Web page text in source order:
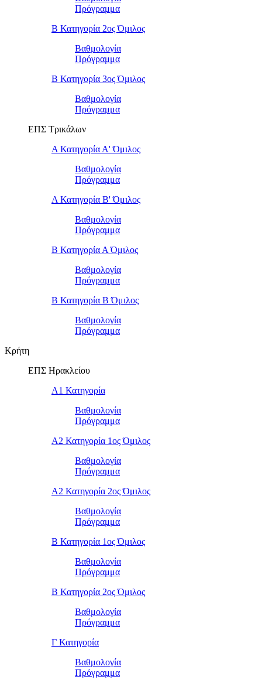
Πρόγραμμα
Β Κατηγορία 2ος Όμιλος
Βαθμολογία
Πρόγραμμα
Β Κατηγορία 3ος Όμιλος
Βαθμολογία
Πρόγραμμα
ΕΠΣ Τρικάλων
Α Κατηγορία Α' Όμιλος
Βαθμολογία
Πρόγραμμα
Α Κατηγορία Β' Όμιλος
Βαθμολογία
Πρόγραμμα
Β Κατηγορία Α Όμιλος
Βαθμολογία
Πρόγραμμα
Β Κατηγορία Β Όμιλος
Βαθμολογία
Πρόγραμμα
Κρήτη
ΕΠΣ Ηρακλείου
Α1 Κατηγορία
Βαθμολογία
Πρόγραμμα
Α2 Κατηγορία 1ος Όμιλος
Βαθμολογία
Πρόγραμμα
Α2 Κατηγορία 2ος Όμιλος
Βαθμολογία
Πρόγραμμα
Β Κατηγορία 1ος Όμιλος
Βαθμολογία
Πρόγραμμα
Β Κατηγορία 2ος Όμιλος
Βαθμολογία
Πρόγραμμα
Γ Κατηγορία
Βαθμολογία
Πρόγραμμα